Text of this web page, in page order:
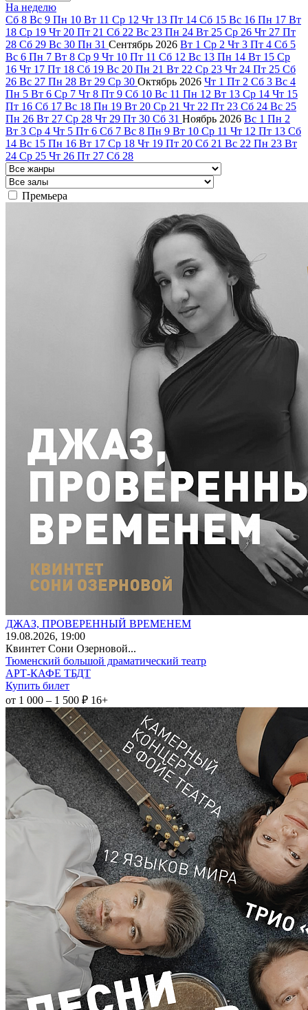
На неделю
Сб 8 Вс 9 Пн 10 Вт 11 Ср 12 Чт 13 Пт 14 Сб 15 Вс 16 Пн 17 Вт
18 Ср 19 Чт 20 Пт 21 Сб 22 Вс 23 Пн 24 Вт 25 Ср 26 Чт 27 Пт
28 Сб 29 Вс 30 Пн 31 Сентябрь 2026 Вт 1 Ср 2 Чт 3 Пт 4 Сб 5
Вс 6 Пн 7 Вт 8 Ср 9 Чт 10 Пт 11 Сб 12 Вс 13 Пн 14 Вт 15 Ср
16 Чт 17 Пт 18 Сб 19 Вс 20 Пн 21 Вт 22 Ср 23 Чт 24 Пт 25 Сб
26 Вс 27 Пн 28 Вт 29 Ср 30 Октябрь 2026 Чт 1 Пт 2 Сб 3 Вс 4
Пн 5 Вт 6 Ср 7 Чт 8 Пт 9 Сб 10 Вс 11 Пн 12 Вт 13 Ср 14 Чт 15
Пт 16 Сб 17 Вс 18 Пн 19 Вт 20 Ср 21 Чт 22 Пт 23 Сб 24 Вс 25
Пн 26 Вт 27 Ср 28 Чт 29 Пт 30 Сб 31 Ноябрь 2026 Вс 1 Пн 2
Вт 3 Ср 4 Чт 5 Пт 6 Сб 7 Вс 8 Пн 9 Вт 10 Ср 11 Чт 12 Пт 13 Сб
14 Вс 15 Пн 16 Вт 17 Ср 18 Чт 19 Пт 20 Сб 21 Вс 22 Пн 23 Вт
24 Ср 25 Чт 26 Пт 27 Сб 28
Премьера
ДЖАЗ, ПРОВЕРЕННЫЙ ВРЕМЕНЕМ
19.08.2026, 19:00
Квинтет Сони Озерновой...
Тюменский большой драматический театр
АРТ-КАФЕ ТБДТ
Купить билет
от 1 000 – 1 500 ₽ 16+